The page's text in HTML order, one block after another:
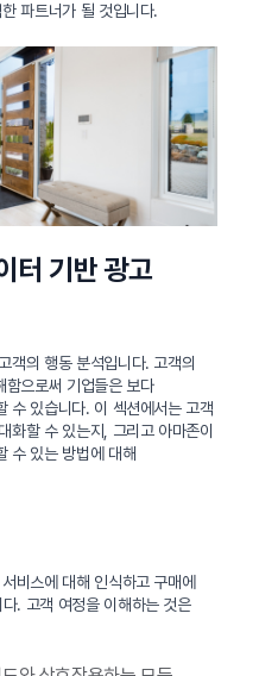
파트너가 될 것입니다.
터 기반 광고
객의 행동 분석입니다. 고객의
함으로써 기업들은 보다
수 있습니다. 이 섹션에서는 고객
화할 수 있는지, 그리고 아마존이
수 있는 방법에 대해
비스에 대해 인식하고 구매에
. 고객 여정을 이해하는 것은